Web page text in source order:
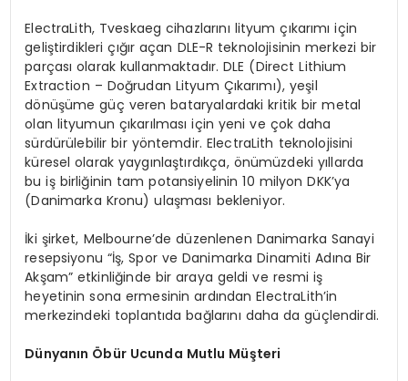
ElectraLith, Tveskaeg cihazlarını lityum çıkarımı için
geliştirdikleri çığır açan DLE-R teknolojisinin merkezi bir
parçası olarak kullanmaktadır. DLE (Direct Lithium
Extraction – Doğrudan Lityum Çıkarımı), yeşil
dönüşüme güç veren bataryalardaki kritik bir metal
olan lityumun çıkarılması için yeni ve çok daha
sürdürülebilir bir yöntemdir. ElectraLith teknolojisini
küresel olarak yaygınlaştırdıkça, önümüzdeki yıllarda
bu iş birliğinin tam potansiyelinin 10 milyon DKK’ya
(Danimarka Kronu) ulaşması bekleniyor.
İki şirket, Melbourne’de düzenlenen Danimarka Sanayi
resepsiyonu “İş, Spor ve Danimarka Dinamiti Adına Bir
Akşam” etkinliğinde bir araya geldi ve resmi iş
heyetinin sona ermesinin ardından ElectraLith’in
merkezindeki toplantıda bağlarını daha da güçlendirdi.
Dünyanın Öbür Ucunda Mutlu Müşteri